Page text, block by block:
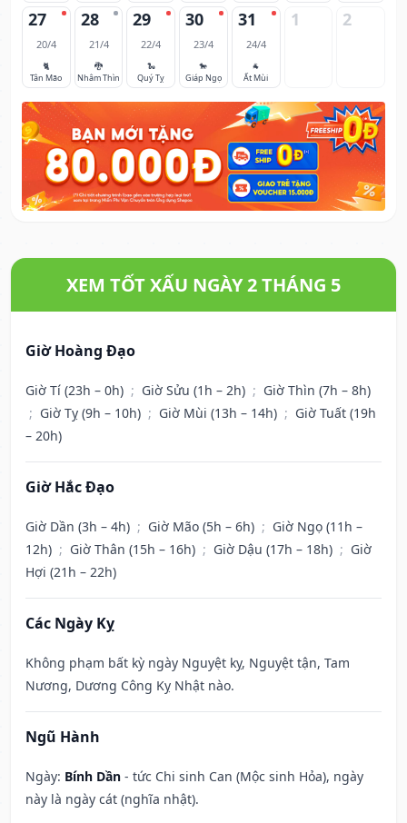
27
20/4
🐈
Tân Mão
28
21/4
🐉
Nhâm Thìn
29
22/4
🐍
Quý Tỵ
30
23/4
🐎
Giáp Ngọ
31
24/4
🐐
Ất Mùi
1 2
XEM TỐT XẤU NGÀY 2 THÁNG 5
Giờ Hoàng Đạo
Giờ Tí (23h – 0h) ; Giờ Sửu (1h – 2h) ; Giờ Thìn (7h – 8h)
; Giờ Tỵ (9h – 10h) ; Giờ Mùi (13h – 14h) ; Giờ Tuất (19h
– 20h)
Giờ Hắc Đạo
Giờ Dần (3h – 4h) ; Giờ Mão (5h – 6h) ; Giờ Ngọ (11h –
12h) ; Giờ Thân (15h – 16h) ; Giờ Dậu (17h – 18h) ; Giờ
Hợi (21h – 22h)
Các Ngày Kỵ
Không phạm bất kỳ ngày Nguyệt kỵ, Nguyệt tận, Tam
Nương, Dương Công Kỵ Nhật nào.
Ngũ Hành
Ngày: Bính Dần - tức Chi sinh Can (Mộc sinh Hỏa), ngày
này là ngày cát (nghĩa nhật).